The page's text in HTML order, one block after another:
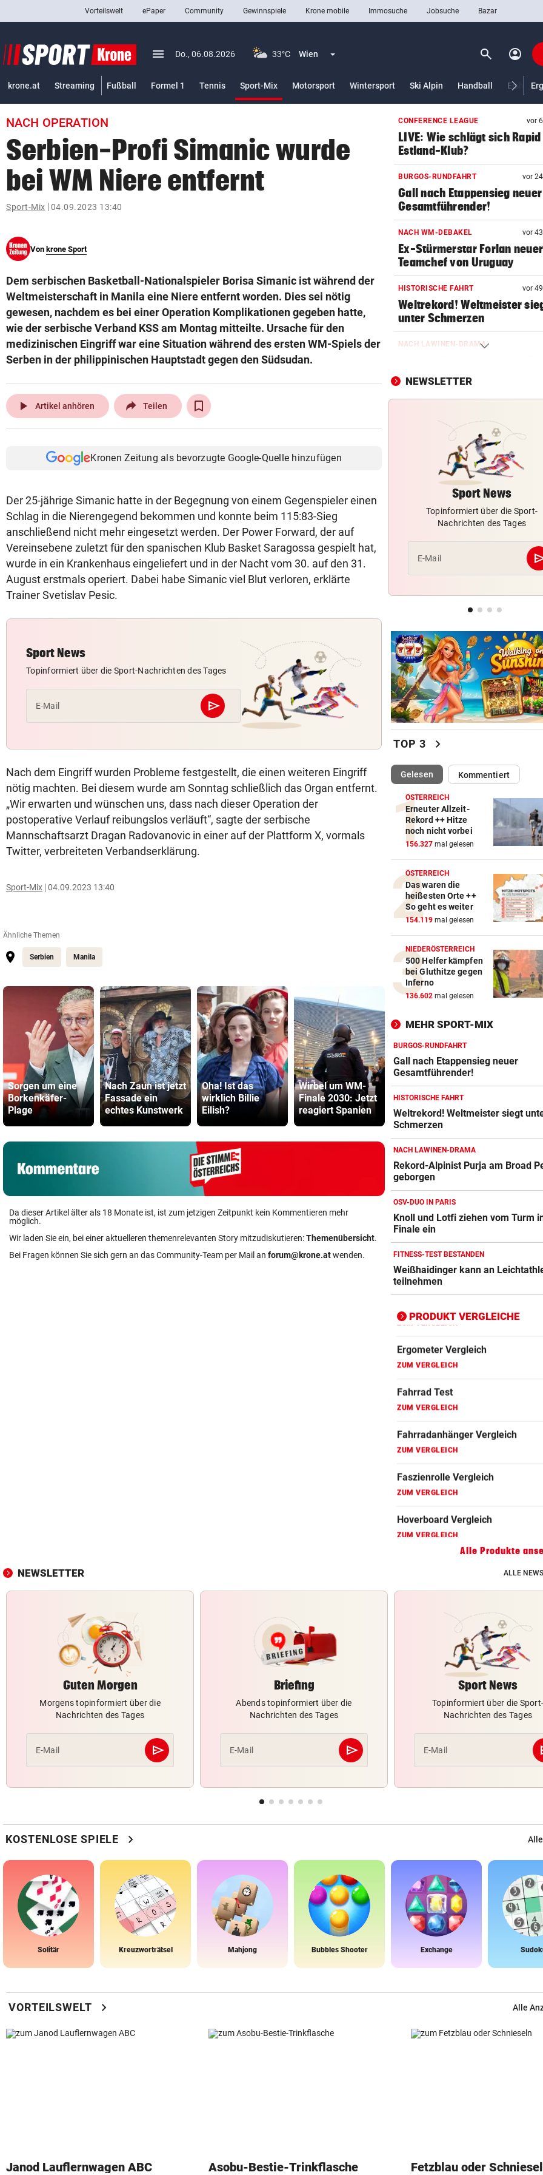
closeSchließen
Abonnieren
pin_drop
bookmark
search
Suchbegriff
© Krone Multimedia GmbH & Co KG 2026
Muthgasse 2, 1190 Wien
Vorteilswelt ePaper Community Gewinnspiele Krone mobile Immosuche Jobsuche Bazar
menu Menü aufklappen
Do., 06.08.2026 33°C Wien Menü aufklappen search Suchen
account_circle
krone.at Streaming Fußball Formel 1 Tennis Sport-Mix
Motorsport
Wintersport Ski Alpin Handball
NACH OPERATION
Serbien-Profi Simanic wurde
bei WM Niere entfernt
Sport-Mix 04.09.2023 13:40
Von krone Sport
Dem serbischen Basketball-Nationalspieler Borisa Simanic ist während der
Weltmeisterschaft in Manila eine Niere entfernt worden. Dies sei nötig
gewesen, nachdem es bei einer Operation Komplikationen gegeben hatte,
wie der serbische Verband KSS am Montag mitteilte. Ursache für den
medizinischen Eingriff war eine Situation während des ersten WM-Spiels der
Serben in der philippinischen Hauptstadt gegen den Südsudan.
play_arrow Artikel anhören Teilen
Kronen Zeitung als bevorzugte Google-Quelle hinzufügen
Der 25-jährige Simanic hatte in der Begegnung von einem Gegenspieler einen
Schlag in die Nierengegend bekommen und konnte beim 115:83-Sieg
anschließend nicht mehr eingesetzt werden. Der Power Forward, der auf
Vereinsebene zuletzt für den spanischen Klub Basket Saragossa gespielt hat,
wurde in ein Krankenhaus eingeliefert und in der Nacht vom 30. auf den 31.
August erstmals operiert. Dabei habe Simanic viel Blut verloren, erklärte
Trainer Svetislav Pesic.
Sport News
Topinformiert über die Sport-Nachrichten des Tages
E-Mail send
Abschicken
Nach dem Eingriff wurden Probleme festgestellt, die einen weiteren Eingriff
nötig machten. Bei diesem wurde am Sonntag schließlich das Organ entfernt.
„Wir erwarten und wünschen uns, dass nach dieser Operation der
postoperative Verlauf reibungslos verläuft“, sagte der serbische
Mannschaftsarzt Dragan Radovanovic in einer auf der Plattform X, vormals
Twitter, verbreiteten Verbandserklärung.
Sport-Mix 04.09.2023 13:40
Ähnliche Themen
Serbien Manila
Sorgen um eine
Borkenkäfer-
Plage
Nach Zaun ist jetzt
Fassade ein
echtes Kunstwerk
Oha! Ist das
wirklich Billie
Eilish?
Wirbel um WM-
Finale 2030: Jetzt
reagiert Spanien
„Daheim juckt es
keinen, wie wir
gespielt haben“
Filiale
Da dieser Artikel älter als 18 Monate ist, ist zum jetzigen Zeitpunkt kein Kommentieren mehr
möglich.
Wir laden Sie ein, bei einer aktuelleren themenrelevanten Story mitzudiskutieren:Themenübersicht.
Bei Fragen können Sie sich gern an das Community-Team per Mail an forum@krone.atwenden.
CONFERENCE LEAGUE vor
LIVE: Wie schlägt sich
Estland-Klub?
BURGOS-RUNDFAHRT vor
Gall nach Etappensieg neuer
Gesamtführender!
NACH WM-DEBAKEL vor
Ex-Stürmerstar Forlan neuer
Teamchef von Uruguay
HISTORISCHE FAHRT vor
Weltrekord! Weltmeister
unter Schmerzen
NACH LAWINEN-DRAMA
Peak geborgen
MIND. 125 MIO. EURO
für Leipzig fix
WENDE KURZ VOR ANPFIFF
Jetzt also doch! ORF zeigt das
Spiel der Austria
OFFENSIVE VERSTÄRKUNG
Wunschspieler! GAK angelt
junges ÖFB-Juwel
unterschreibt Vertrag
Wirbel um WM-Finale 2030:
reagiert Spanien
NEWSLETTER
Sport News
Topinformiert über die Sport-
Nachrichten des Tages
E-Mail
TOP 3 chevron_right
Gelesen(ausgewählt)Kommentiert
ÖSTERREICH
Erneuter Allzeit-
Rekord ++ Hitze
noch nicht vorbei
156.327 mal gelesen
ÖSTERREICH
Das waren die
heißesten Orte ++
So geht es weiter
154.119 mal gelesen
NIEDERÖSTERREICH
500 Helfer kämpfen
bei Gluthitze gegen
Inferno
136.602 mal gelesen
MEHR SPORT-MIX
BURGOS-RUNDFAHRT
Gall nach Etappensieg neuer
Gesamtführender!
HISTORISCHE FAHRT
Weltrekord! Weltmeister siegt
Schmerzen
NACH LAWINEN-DRAMA
Rekord-Alpinist Purja am Broad
geborgen
OSV-DUO IN PARIS
Knoll und Lotfi ziehen vom Turm
Finale ein
FITNESS-TEST BESTANDEN
Weißhaidinger kann an
teilnehmen
PRODUKT VERGLEICHE
Action-Cam Vergleich
ZUM VERGLEICH
Crosstrainer Vergleich
ZUM VERGLEICH
E-Bike Vergleich
ZUM VERGLEICH
Elektro-Scooter Vergleich
ZUM VERGLEICH
Ergometer Vergleich
ZUM VERGLEICH
ZUM VERGLEICH
ZUM VERGLEICH
ZUM VERGLEICH
ZUM VERGLEICH
ZUM VERGLEICH
Alle Produkte
NEWSLETTER ALLE
Guten Morgen
Morgens topinformiert über die
Nachrichten des Tages
E-Mail send
Abschicken
Briefing
Abends topinformiert über die
Nachrichten des Tages
E-Mail send
Abschicken
Sport News
Topinformiert über die Sport-
Nachrichten des Tages
E-Mail
KOSTENLOSE SPIELE chevron_right
Solitär Kreuzworträtsel Mahjong Bubbles Shooter Exchange
VORTEILSWELT chevron_right Alle
Janod Lauflernwagen ABC Asobu-Bestie-Trinkflasche Fetzblau oder